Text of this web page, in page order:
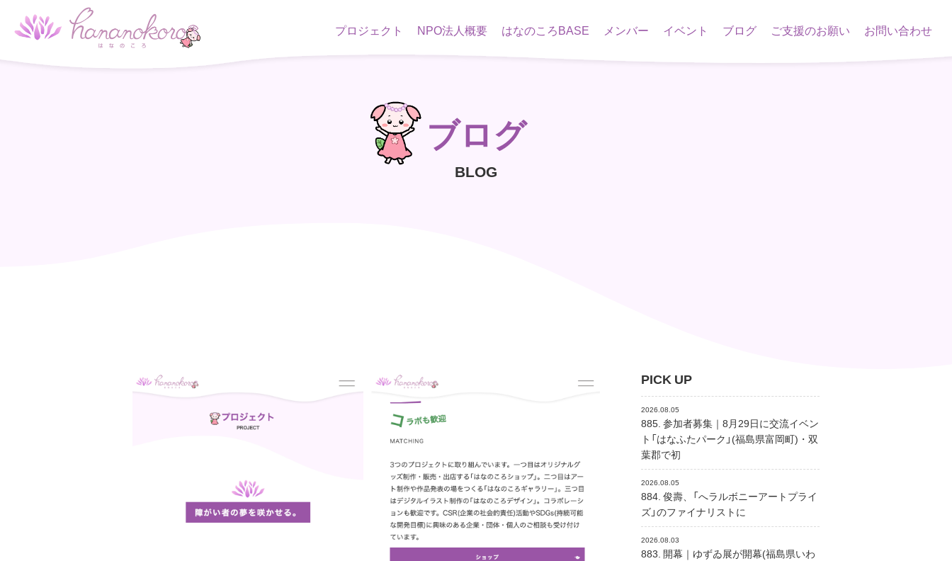
プロジェクト NPO法人概要 はなのころBASE メンバー イベント ブログ ご支援のお願い お問い合わせ
ブログ
BLOG
PICK UP
2026.08.05
885. 参加者募集｜8月29日に交流イベン
ト「はなふたパーク」(福島県富岡町)・双
葉郡で初
2026.08.05
884. 俊壽、「へラルボニーアートプライ
ズ」のファイナリストに
2026.08.03
883. 開幕｜ゆずゐ展が開幕(福島県いわ